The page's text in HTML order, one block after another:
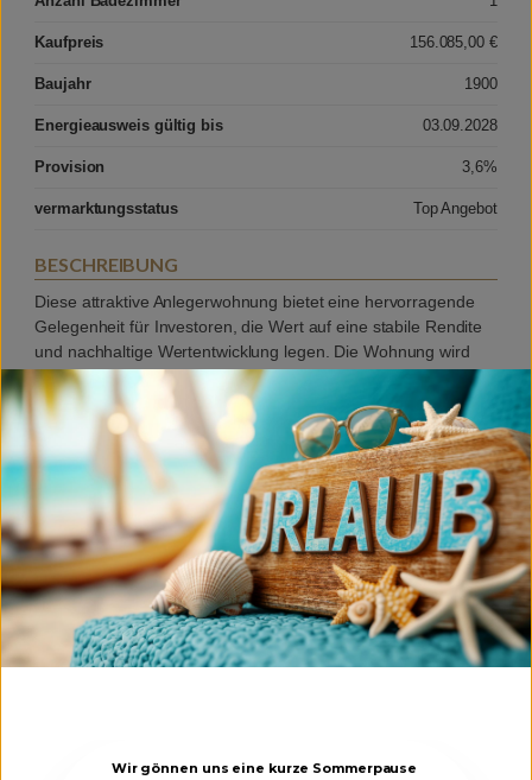
Kaufpreis 156.085,00 €
Baujahr 1900
Energieausweis gültig bis 03.09.2028
Provision 3,6%
vermarktungsstatus Top Angebot
BESCHREIBUNG
Diese attraktive Anlegerwohnung bietet eine hervorragende
Gelegenheit für Investoren, die Wert auf eine stabile Rendite
und nachhaltige Wertentwicklung legen. Die Wohnung wird
umfassend renoviert und saniert und präsentiert sich in einem
modernen, zeitgemäßen Zustand.
Dank der hochwertigen Sanierungsmaßnahmen ist die
Immobilie bezugsbereit ab Frühjahr 2027 und eignet sich ideal
sowohl zur Vermietung als auch als langfristige Kapitalanlage.
Die durchdachte Raumaufteilung sowie die moderne
Ausstattung schaffen ein angenehmes Wohngefühl und
erhöhen die Attraktivität für zukünftige Mieter.
Die ausgezeichnete Lage sorgt für eine hohe Nachfrage am
Mietmarkt.
Inn und ist von historischen Gebäuden, Geschäften und Cafés
Wir gönnen uns eine kurze Sommerpause